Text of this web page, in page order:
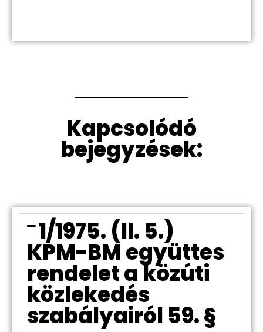
Kapcsolódó
bejegyzések:
1/1975. (II. 5.)
KPM-BM együttes
rendelet a közúti
közlekedés
szabályairól 59. §